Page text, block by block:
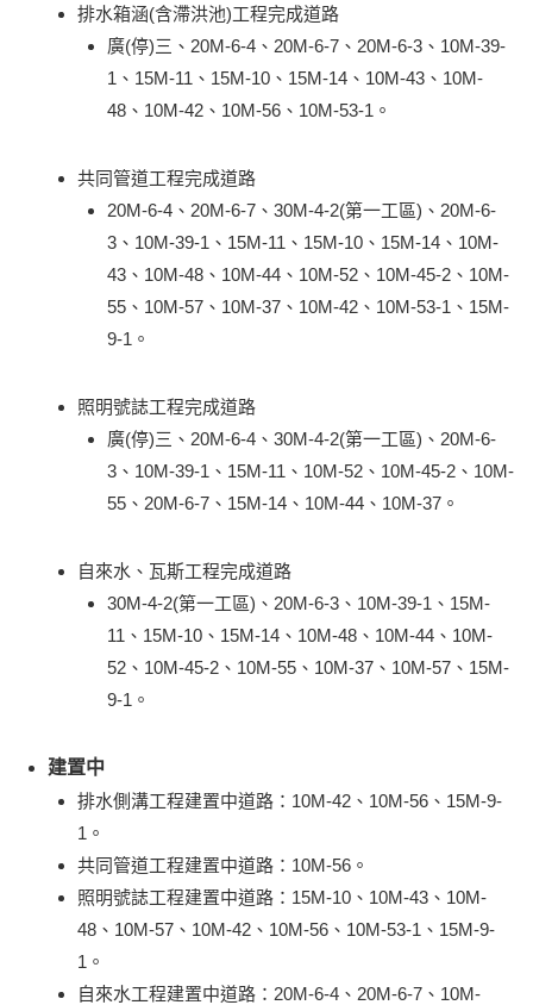
排水箱涵(含滯洪池)工程完成道路
廣(停)三、20M-6-4、20M-6-7、20M-6-3、10M-39-
1、15M-11、15M-10、15M-14、10M-43、10M-
48、10M-42、10M-56、10M-53-1。
共同管道工程完成道路
20M-6-4、20M-6-7、30M-4-2(第一工區)、20M-6-
3、10M-39-1、15M-11、15M-10、15M-14、10M-
43、10M-48、10M-44、10M-52、10M-45-2、10M-
55、10M-57、10M-37、10M-42、10M-53-1、15M-
9-1。
照明號誌工程完成道路
廣(停)三、20M-6-4、30M-4-2(第一工區)、20M-6-
3、10M-39-1、15M-11、10M-52、10M-45-2、10M-
55、20M-6-7、15M-14、10M-44、10M-37。
自來水、瓦斯工程完成道路
30M-4-2(第一工區)、20M-6-3、10M-39-1、15M-
11、15M-10、15M-14、10M-48、10M-44、10M-
52、10M-45-2、10M-55、10M-37、10M-57、15M-
9-1。
建置中
排水側溝工程建置中道路：10M-42、10M-56、15M-9-
1。
共同管道工程建置中道路：10M-56。
照明號誌工程建置中道路：15M-10、10M-43、10M-
48、10M-57、10M-42、10M-56、10M-53-1、15M-9-
1。
自來水工程建置中道路：20M-6-4、20M-6-7、10M-